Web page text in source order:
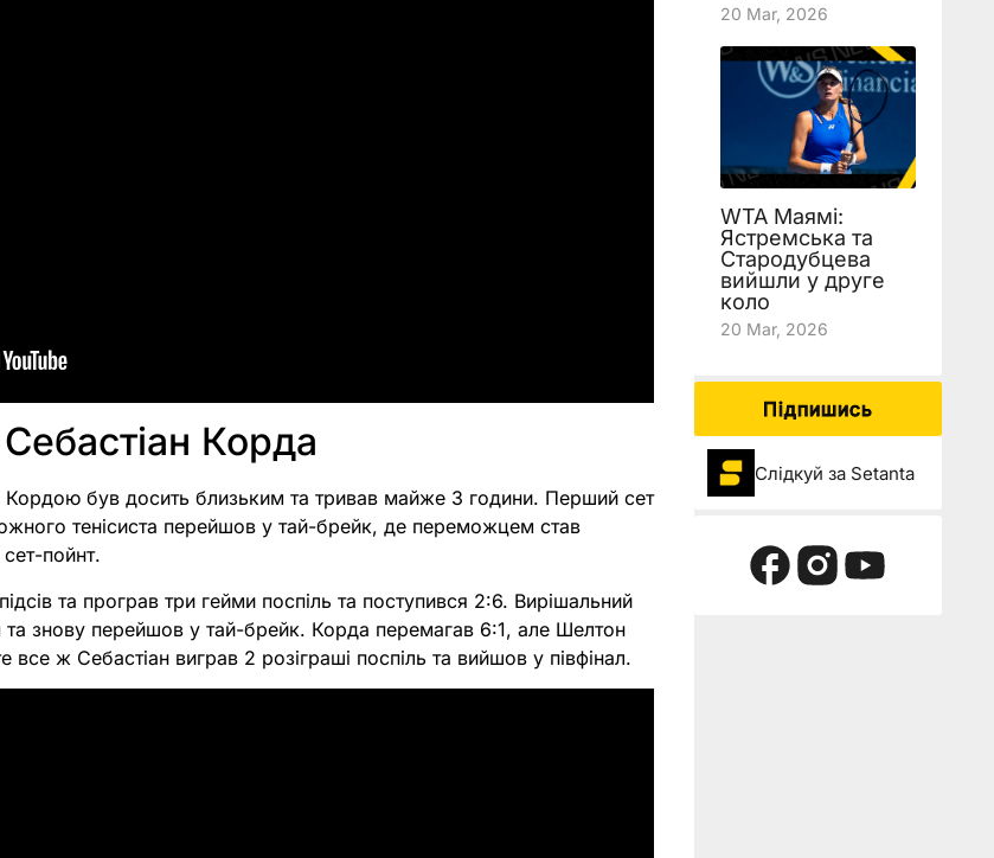
Корда
був досить близьким та тривав майже 3 години. Перший сет
тенісиста перейшов у тай-брейк, де переможцем став
пойнт.
та програв три гейми поспіль та поступився 2:6. Вирішальний
знову перейшов у тай-брейк. Корда перемагав 6:1, але Шелтон
все ж Себастіан виграв 2 розіграші поспіль та вийшов у півфінал.
20 Mar, 2026
WTA Маямі:
Ястремська та
Стародубцева
вийшли у друге
коло
20 Mar, 2026
Підпишись
Слідкуй за Setanta